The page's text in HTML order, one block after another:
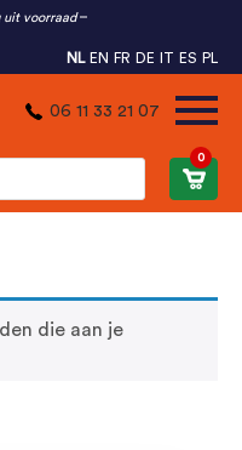
uit voorraad
NL EN FR DE IT ES PL
06 11 33 21 07
0
die aan je